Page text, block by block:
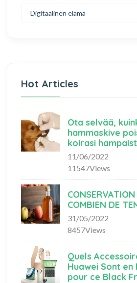
Digitaalinen elämä
Hot Articles
Ota selvää,
hammaskive
koirasi
11/06/2022
11547Views
COMBIEN DE
31/05/2022
8457Views
Quels
Huawei Sont
pour ce Black